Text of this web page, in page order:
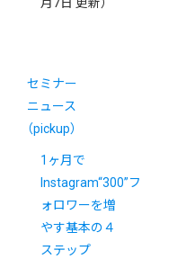
月7日 更新）
セミナー
ニュース
（pickup）
1ヶ月で
Instagram“300”フ
ォロワーを増
やす基本の４
ステップ